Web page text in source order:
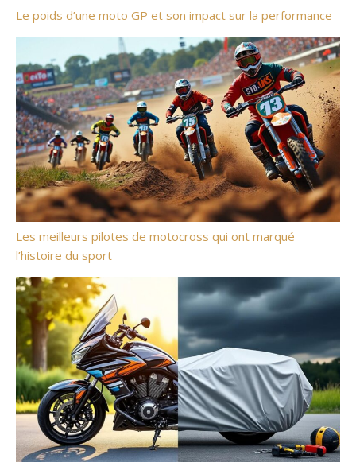
Le poids d’une moto GP et son impact sur la performance
Les meilleurs pilotes de motocross qui ont marqué
l’histoire du sport